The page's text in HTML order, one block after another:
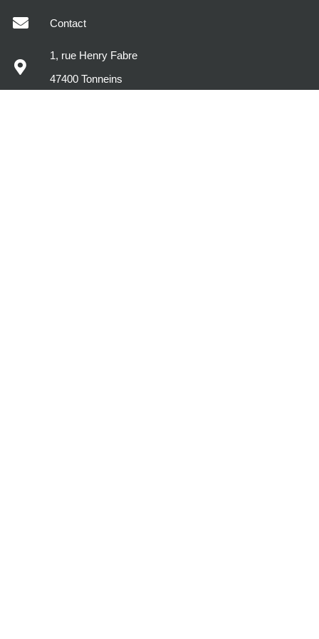
Contact
1, rue Henry Fabre
47400 Tonneins